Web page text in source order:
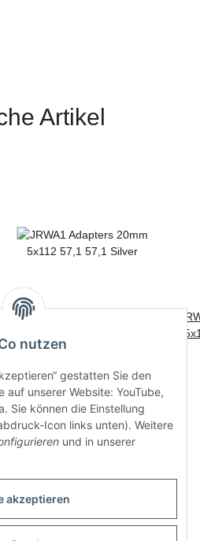
Artikel
JRWA1 Adapters 20mm
95,00 €
nutzen
gestatten Sie den
auf unserer Website: YouTube,
Sie können die Einstellung
Icon links unten). Weitere
und in unserer
akzeptieren